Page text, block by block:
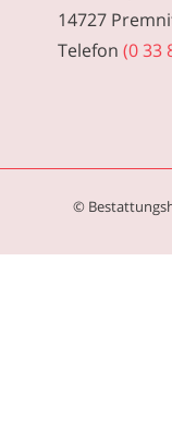
14727
Telefon (0 33
©